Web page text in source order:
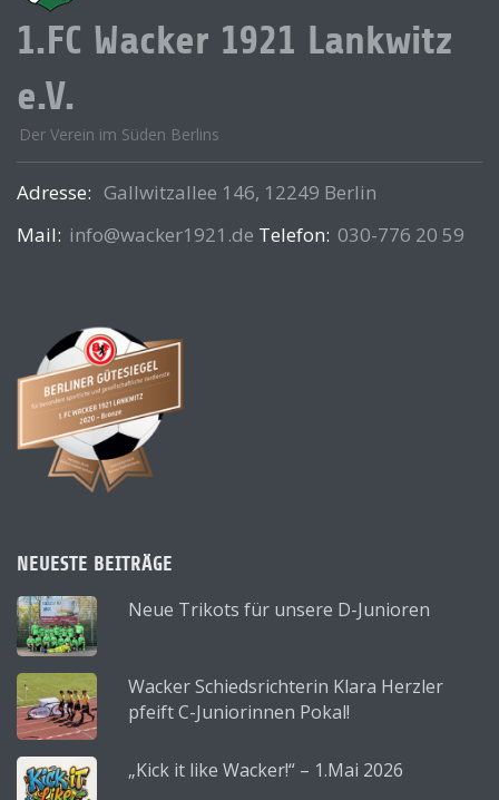
1.FC Wacker 1921 Lankwitz
e.V.
Der Verein im Süden Berlins
Adresse: Gallwitzallee 146, 12249 Berlin
Mail: info@wacker1921.de Telefon: 030-776 20 59
NEUESTE BEITRÄGE
Neue Trikots für unsere D-Junioren
Wacker Schiedsrichterin Klara Herzler
pfeift C-Juniorinnen Pokal!
„Kick it like Wacker!“ – 1.Mai 2026